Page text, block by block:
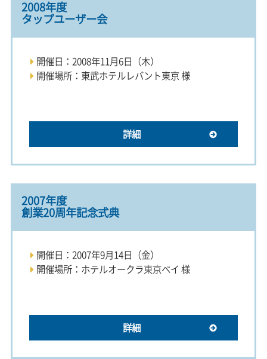
2008年度
タップユーザー会
開催日：2008年11月6日（木）
開催場所：東武ホテルレバント東京 様
詳細
2007年度
創業20周年記念式典
開催日：2007年9月14日（金）
開催場所：ホテルオークラ東京ベイ 様
詳細